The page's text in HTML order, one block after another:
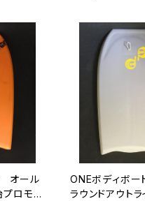
オール
ロモデ
ONEボディボ
ラウンドアウト